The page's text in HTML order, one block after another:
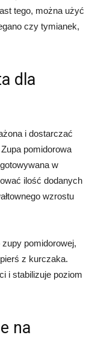
tego, można użyć
czy tymianek,
dla
i dostarczać
pomidorowa
w
ilość dodanych
wzrostu
pomidorowej,
z kurczaka.
i stabilizuje poziom
na